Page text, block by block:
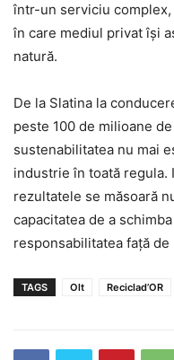
într-un serviciu
în care mediul privat își
natură.
De la Slatina la
peste 100 de milioane
sustenabilitatea nu mai
industrie în toată
rezultatele se măsoară
capacitatea de a
responsabilitatea față de
TAGS Olt Reciclad’OR